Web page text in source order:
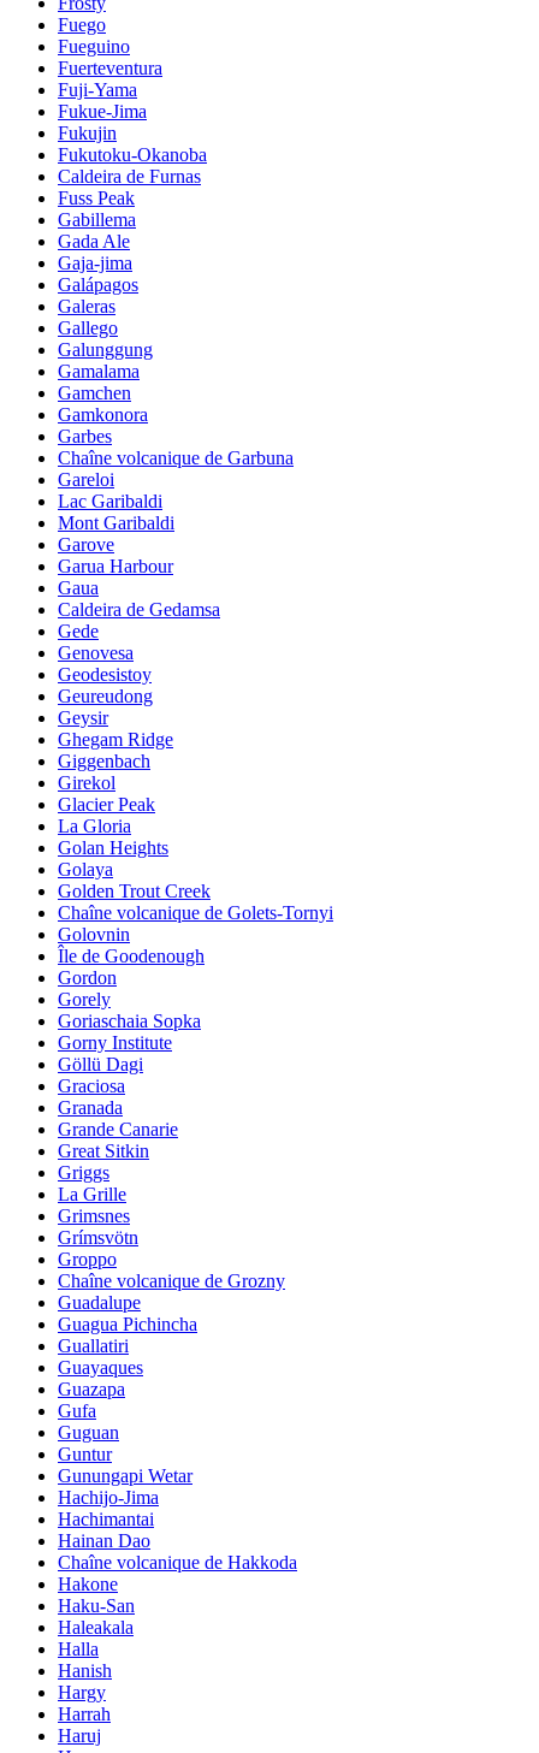
Fuego
Fueguino
Fuerteventura
Fuji-Yama
Fukue-Jima
Fukujin
Fukutoku-Okanoba
Caldeira de Furnas
Fuss Peak
Gabillema
Gada Ale
Gaja-jima
Galápagos
Galeras
Gallego
Galunggung
Gamalama
Gamchen
Gamkonora
Garbes
Chaîne volcanique de Garbuna
Gareloi
Lac Garibaldi
Mont Garibaldi
Garove
Garua Harbour
Gaua
Caldeira de Gedamsa
Gede
Genovesa
Geodesistoy
Geureudong
Geysir
Ghegam Ridge
Giggenbach
Girekol
Glacier Peak
La Gloria
Golan Heights
Golaya
Golden Trout Creek
Chaîne volcanique de Golets-Tornyi
Golovnin
Île de Goodenough
Gordon
Gorely
Goriaschaia Sopka
Gorny Institute
Göllü Dagi
Graciosa
Granada
Grande Canarie
Great Sitkin
Griggs
La Grille
Grimsnes
Grímsvötn
Groppo
Chaîne volcanique de Grozny
Guadalupe
Guagua Pichincha
Guallatiri
Guayaques
Guazapa
Gufa
Guguan
Guntur
Gunungapi Wetar
Hachijo-Jima
Hachimantai
Hainan Dao
Chaîne volcanique de Hakkoda
Hakone
Haku-San
Haleakala
Halla
Hanish
Hargy
Harrah
Haruj